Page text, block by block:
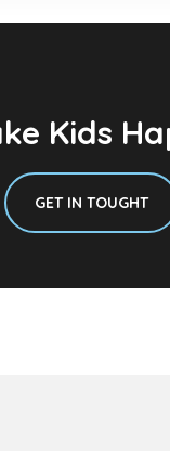
Kids
GET IN TOUGHT